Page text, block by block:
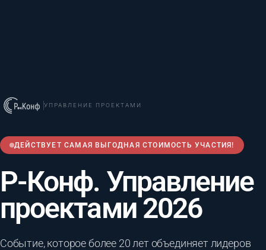
УПРАВЛЕНИЕ ПРОЕКТАМИ
ДЕЙСТВУЕТ САМАЯ ВЫГОДНАЯ СТОИМОСТЬ УЧАСТИЯ!
Р-Конф. Управление
проектами 2026
Событие, которое более 20 лет объединяет лидеров